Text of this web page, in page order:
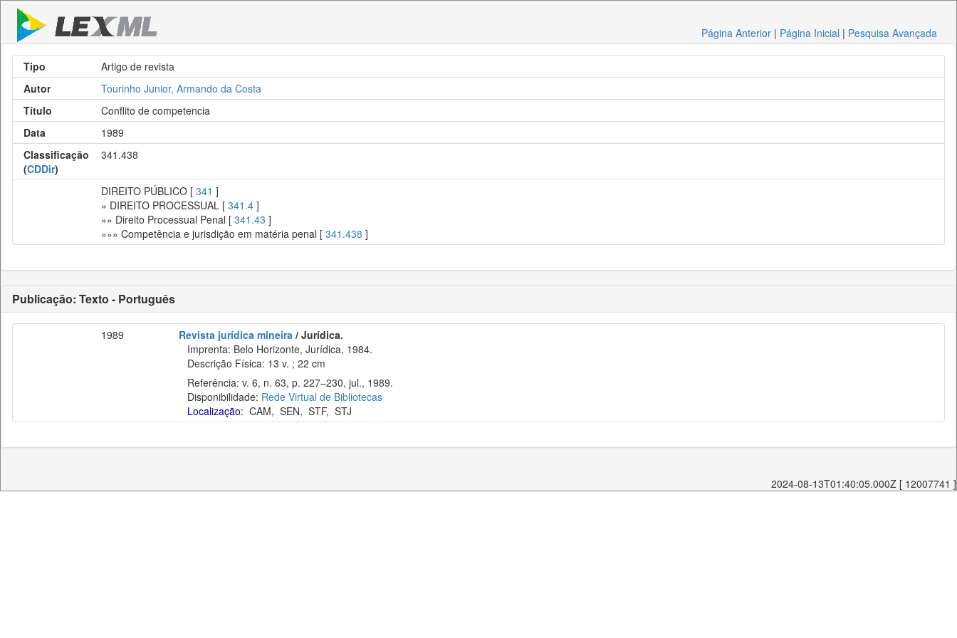
Página Anterior | Página Inicial | Pesquisa Avançada
Tipo
Artigo de revista
Autor
Tourinho Junior, Armando da Costa
Título
Conflito de competencia
Data
1989
Classificação
(CDDir)
341.438
DIREITO PÚBLICO [ 341 ]
» DIREITO PROCESSUAL [ 341.4 ]
»» Direito Processual Penal [ 341.43 ]
»»» Competência e jurisdição em matéria penal [ 341.438 ]
Publicação: Texto - Português
1989 Revista jurídica mineira / Jurídica.
Imprenta: Belo Horizonte, Jurídica, 1984.
Descrição Física: 13 v. ; 22 cm
Referência: v. 6, n. 63, p. 227–230, jul., 1989.
Disponibilidade: Rede Virtual de Bibliotecas
Localização: CAM, SEN, STF, STJ
2024-08-13T01:40:05.000Z [ 12007741 ]